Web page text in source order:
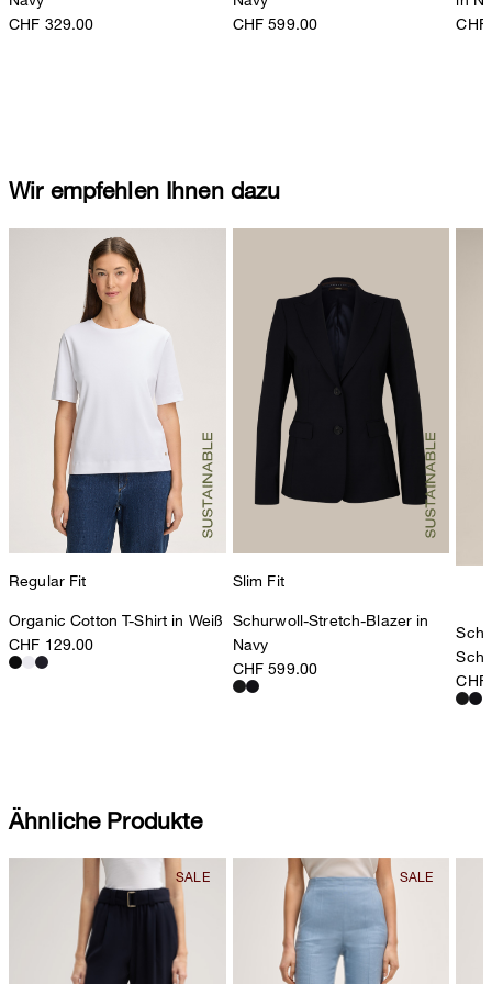
CHF 329.00
CHF 599.00
Wir empfehlen Ihnen dazu
Regular Fit
Organic Cotton T-Shirt in Weiß
CHF 129.00
Slim Fit
Schurwoll-Stretch-Blazer in
Navy
CHF 599.00
Ähnliche Produkte